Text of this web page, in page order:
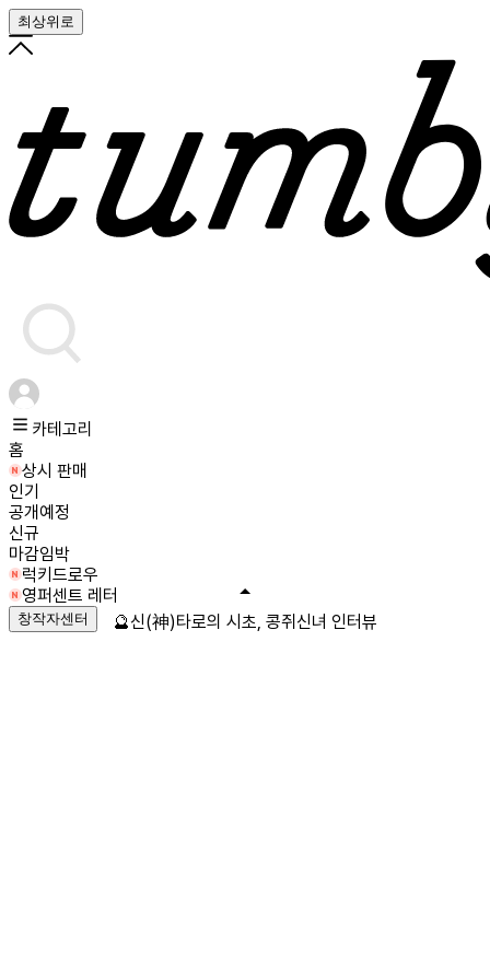
최상위로
카테고리
홈
상시 판매
인기
공개예정
신규
마감임박
럭키드로우
영퍼센트 레터
창작자센터 🔮신(神)타로의 시초, 콩쥐신녀 인터뷰